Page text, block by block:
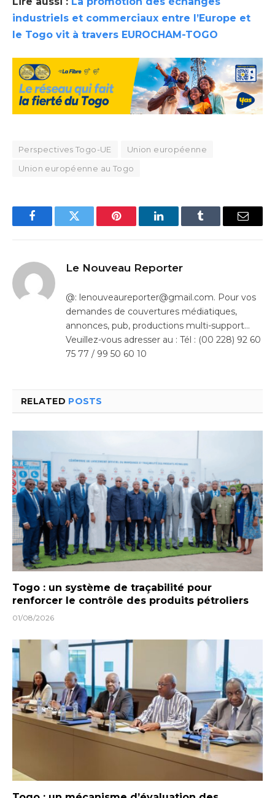
industriels et commerciaux entre l’Europe et
le Togo vit à travers EUROCHAM-TOGO
Perspectives Togo-UE
Union européenne
Union européenne au Togo
FacebookTwitter Pinterest LinkedInTumblr Email
Le Nouveau Reporter
@: lenouveaureporter@gmail.com. Pour vos
demandes de couvertures médiatiques,
annonces, pub, productions multi-support…
Veuillez-vous adresser au : Tél : (00 228) 92 60
75 77 / 99 50 60 10
RELATED POSTS
Togo : un système de traçabilité pour
renforcer le contrôle des produits pétroliers
01/08/2026